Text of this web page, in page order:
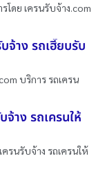
ดย เครนรับจ้าง.com
จ้าง รถเฮี๊ยบรับ
บริการ รถเครน
จ้าง รถเครนให้
รนรับจ้าง รถเครนให้